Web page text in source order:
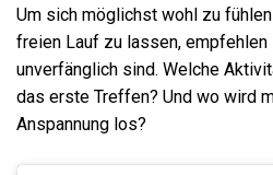
Um sich möglichst wohl zu
freien Lauf zu lassen,
unverfänglich sind. Welche
das erste Treffen? Und wo wird
Anspannung los?